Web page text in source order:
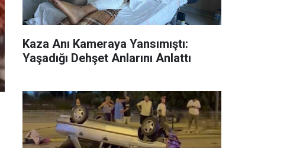
Kaza Anı Kameraya Yansımıştı:
Yaşadığı Dehşet Anlarını Anlattı